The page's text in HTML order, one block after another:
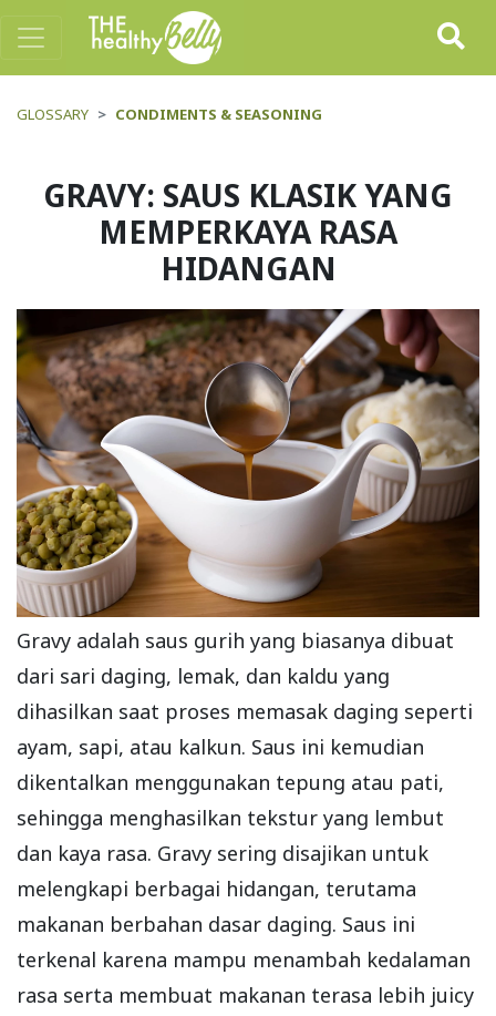
GLOSSARY CONDIMENTS & SEASONING
GRAVY: SAUS KLASIK YANG
MEMPERKAYA RASA
HIDANGAN
Gravy adalah saus gurih yang biasanya dibuat
dari sari daging, lemak, dan kaldu yang
dihasilkan saat proses memasak daging seperti
ayam, sapi, atau kalkun. Saus ini kemudian
dikentalkan menggunakan tepung atau pati,
sehingga menghasilkan tekstur yang lembut
dan kaya rasa. Gravy sering disajikan untuk
melengkapi berbagai hidangan, terutama
makanan berbahan dasar daging. Saus ini
terkenal karena mampu menambah kedalaman
rasa serta membuat makanan terasa lebih juicy